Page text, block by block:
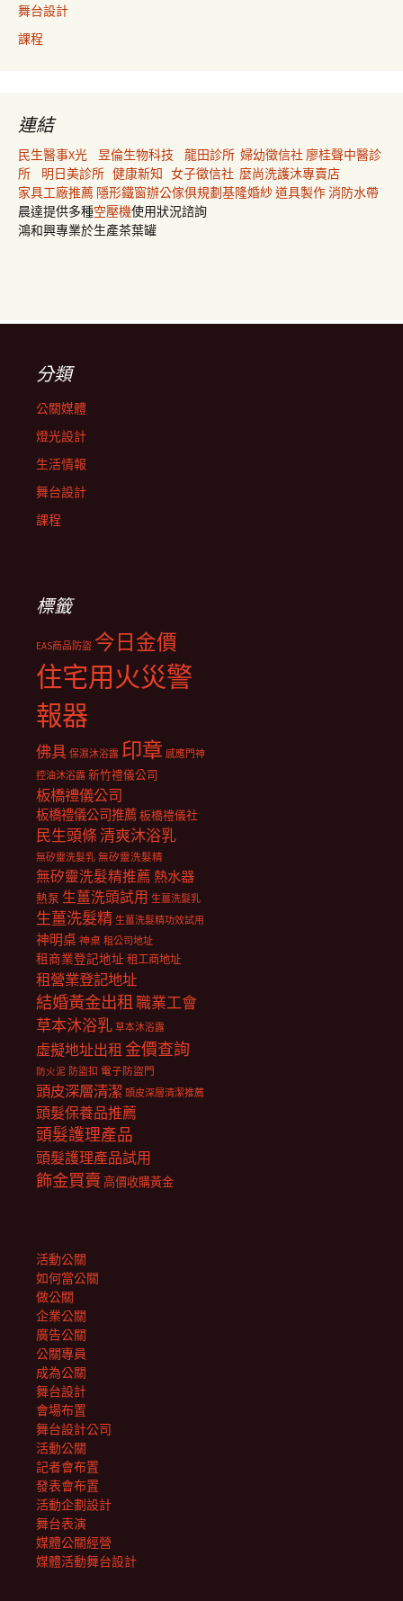
舞台設計
課程
連結
民生醫事X光 昱倫生物科技 龍田診所 婦幼徵信社 廖桂聲中醫診
所
明日美診所 健康新知 女子徵信社 麼尚洗護沐專賣店
家具工廠推薦 隱形鐵窗辦公傢俱規劃基隆婚紗道具製作消防水帶
晨達提供多種空壓機使用狀況諮詢
鴻和興專業於生產茶葉罐
分類
公關媒體
燈光設計
生活情報
舞台設計
課程
標籤
EAS商品防盜 今日金價
住宅用火災警
報器
佛具 保濕沐浴露 印章 感應門神
控油沐浴露 新竹禮儀公司
板橋禮儀公司
板橋禮儀公司推薦板橋禮儀社
民生頭條清爽沐浴乳
無矽靈洗髮乳 無矽靈洗髮精
無矽靈洗髮精推薦 熱水器
熱泵 生薑洗頭試用 生薑洗髮乳
生薑洗髮精 生薑洗髮精功效試用
神明桌 神桌 租公司地址
租商業登記地址 租工商地址
租營業登記地址
結婚黃金出租職業工會
草本沐浴乳 草本沐浴露
虛擬地址出租 金價查詢
防火泥 防盜扣 電子防盜門
頭皮深層清潔 頭皮深層清潔推薦
頭髮保養品推薦
頭髮護理產品
頭髮護理產品試用
飾金買賣 高價收購黃金
活動公關
如何當公關
做公關
企業公關
廣告公關
公關專員
成為公關
舞台設計
會場布置
舞台設計公司
活動公關
記者會布置
發表會布置
活動企劃設計
舞台表演
媒體公關經營
媒體活動舞台設計